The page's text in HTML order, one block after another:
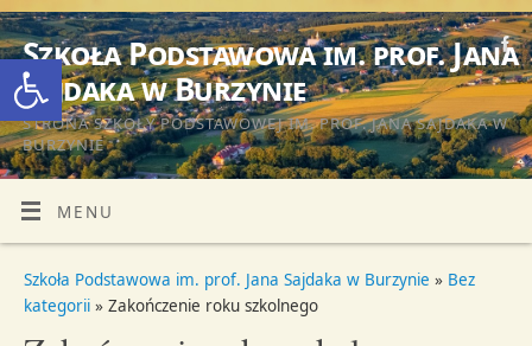
Otwórz pasek narzędzi
Szkoła Podstawowa im. prof. Jana
Sajdaka w Burzynie
STRONA SZKOŁY PODSTAWOWEJ IM. PROF. JANA SAJDAKA W
BURZYNIE
MENU
Szkoła Podstawowa im. prof. Jana Sajdaka w Burzynie » Bez
kategorii » Zakończenie roku szkolnego